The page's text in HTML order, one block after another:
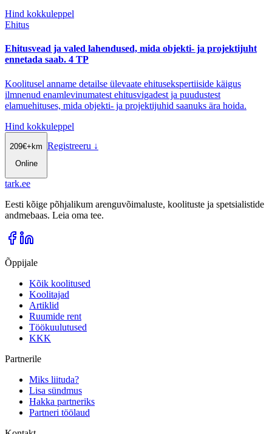
Hind kokkuleppel
Ehitus
Ehitusvead ja valed lahendused, mida objekti- ja projektijuht
ennetada saab. 4 TP
Koolitusel anname detailse ülevaate ehitusekspertiiside käigus
ilmnenud enamlevinumatest ehitusvigadest ja puudustest
elamuehituses, mida objekti- ja projektijuhid saanuks ära hoida.
Hind kokkuleppel
209€+km
Online
Registreeru ↓
tark.ee
Eesti kõige põhjalikum arenguvõimaluste, koolituste ja spetsialistide
andmebaas. Leia oma tee.
Õppijale
Kõik koolitused
Koolitajad
Artiklid
Ruumide rent
Töökuulutused
KKK
Partnerile
Miks liituda?
Lisa sündmus
Hakka partneriks
Partneri töölaud